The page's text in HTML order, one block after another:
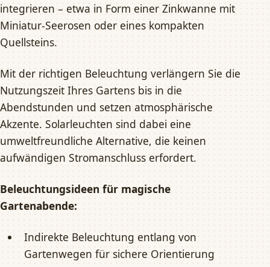
integrieren – etwa in Form einer Zinkwanne mit
Miniatur-Seerosen oder eines kompakten
Quellsteins.
Mit der richtigen Beleuchtung verlängern Sie die
Nutzungszeit Ihres Gartens bis in die
Abendstunden und setzen atmosphärische
Akzente. Solarleuchten sind dabei eine
umweltfreundliche Alternative, die keinen
aufwändigen Stromanschluss erfordert.
Beleuchtungsideen für magische
Gartenabende:
Indirekte Beleuchtung entlang von
Gartenwegen für sichere Orientierung